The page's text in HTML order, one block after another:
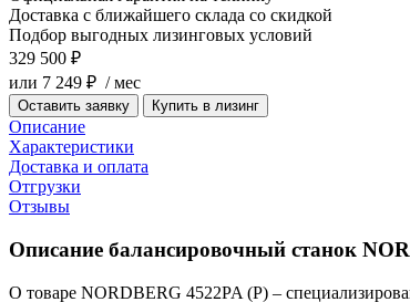
Доставка с ближайшего склада со скидкой
Подбор выгодных лизинговых условий
329 500 ₽
или 7 249 ₽ / мес
Оставить заявку Купить в лизинг
Описание
Характеристики
Доставка и оплата
Отгрузки
Отзывы
Описание балансировочный станок
О товаре NORDBERG 4522PA (P) –